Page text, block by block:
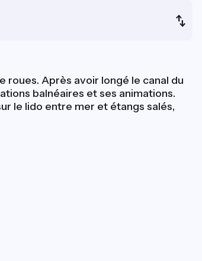
Après avoir longé le canal du
balnéaires et ses animations.
le lido entre mer et étangs salés,